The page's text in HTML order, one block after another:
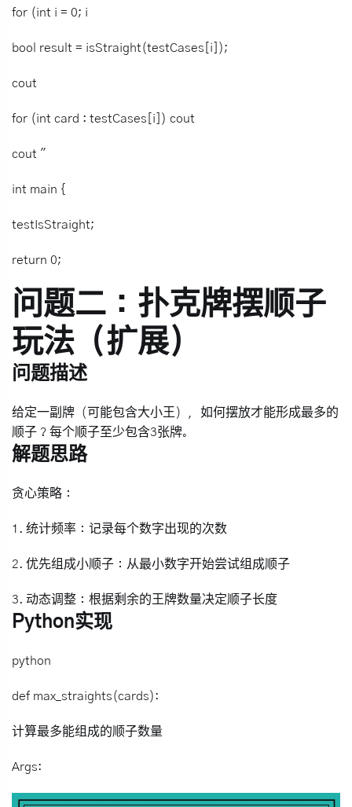
for (int i = 0; i
bool result = isStraight(testCases[i]);
cout
for (int card : testCases[i]) cout
cout "
int main {
testIsStraight;
return 0;
问题二：扑克牌摆顺子
玩法（扩展）
问题描述
给定一副牌（可能包含大小王），如何摆放才能形成最多的
顺子？每个顺子至少包含3张牌。
解题思路
贪心策略 ：
1. 统计频率 ：记录每个数字出现的次数
2. 优先组成小顺子 ：从最小数字开始尝试组成顺子
3. 动态调整 ：根据剩余的王牌数量决定顺子长度
Python实现
python
def max_straights(cards):
计算最多能组成的顺子数量
Args: